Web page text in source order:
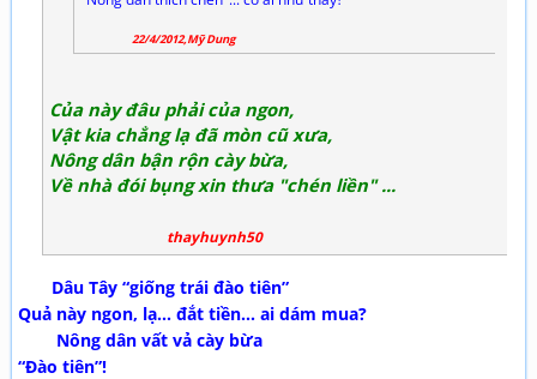
22/4/2012,Mỹ Dung
Của này đâu phải của ngon,
Vật kia chẳng lạ đã mòn cũ xưa,
Nông dân bận rộn cày bừa,
Về nhà đói bụng xin thưa "chén liền" ...
thayhuynh50
Dâu Tây “giống trái đào tiên”
Quả này ngon, lạ... đắt tiền... ai dám mua?
Nông dân vất vả cày bừa
“Đào tiên”!